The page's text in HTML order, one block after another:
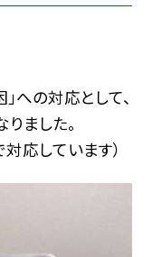
への対応として、
ました。
応しています）